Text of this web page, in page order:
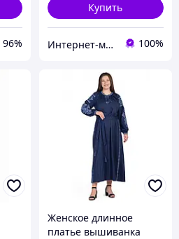
96%
Купить
Интернет-магазин Family-tex 100%
Женское длинное
платье вышиванка